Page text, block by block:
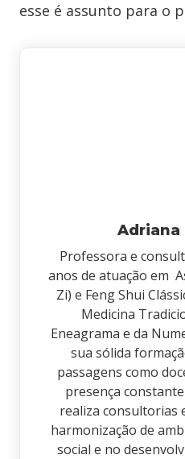
esse é assunto para o
Adriana
Professora e
anos de atuação em
Zi) e Feng Shui
Medicina
Eneagrama e da
sua sólida
passagens como
presença
realiza consultorias
harmonização de
social e no